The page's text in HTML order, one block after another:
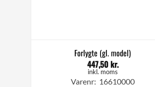
Forlygte (gl. model)
447,50kr.
inkl. moms
Varenr: 16610000